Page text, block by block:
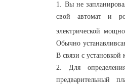
1. Вы не
свой автомат и
электрической
Обычно
В связи с установкой
2. Для
предварительный